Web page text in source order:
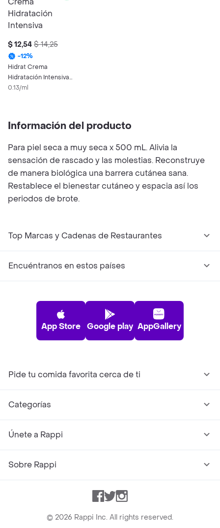
$ 12,54 $ 14,25
-12%
Hidrat Crema
Hidratación Intensiva
Ceramidas
0.13/ml
Información del producto
Para piel seca a muy seca x 500 mL. Alivia la
sensación de rascado y las molestias. Reconstruye
de manera biológica una barrera cutánea sana.
Restablece el bienestar cutáneo y espacia así los
periodos de brote.
Top Marcas y Cadenas de Restaurantes
Encuéntranos en estos países
App Store Google play AppGallery
Pide tu comida favorita cerca de ti
Categorías
Únete a Rappi
Sobre Rappi
Facebook
TwitterInstagram
© 2026 Rappi Inc. All rights reserved.